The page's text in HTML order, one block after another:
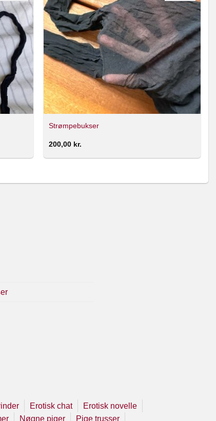
Strømpebukser
200,00 kr.
Erotisk chat
Erotisk novelle
Nøgne piger Pige trusser